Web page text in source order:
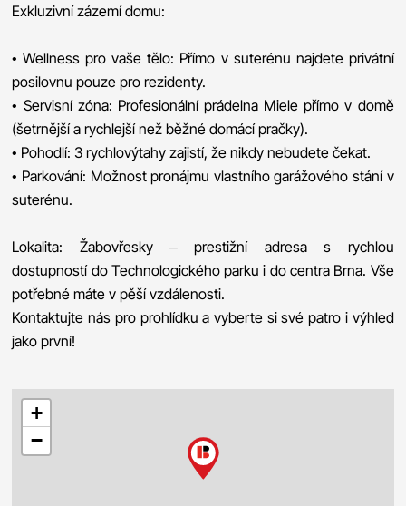
Exkluzivní zázemí domu:
• Wellness pro vaše tělo: Přímo v suterénu najdete privátní
posilovnu pouze pro rezidenty.
• Servisní zóna: Profesionální prádelna Miele přímo v domě
(šetrnější a rychlejší než běžné domácí pračky).
• Pohodlí: 3 rychlovýtahy zajistí, že nikdy nebudete čekat.
• Parkování: Možnost pronájmu vlastního garážového stání v
suterénu.
Lokalita: Žabovřesky – prestižní adresa s rychlou
dostupností do Technologického parku i do centra Brna. Vše
potřebné máte v pěší vzdálenosti.
Kontaktujte nás pro prohlídku a vyberte si své patro i výhled
jako první!
+
−